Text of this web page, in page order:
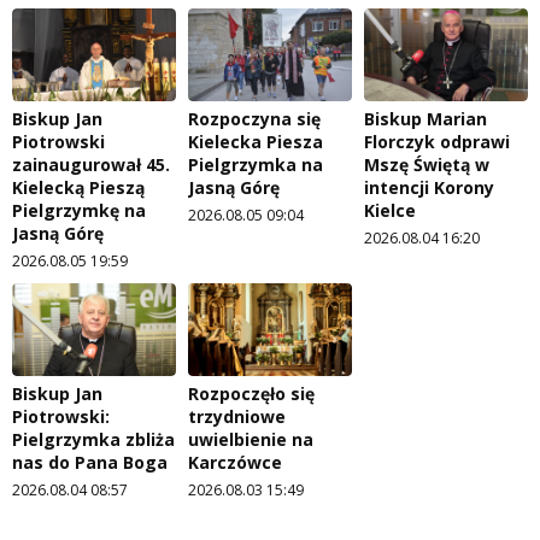
Biskup Jan
Piotrowski
zainaugurował 45.
Kielecką Pieszą
Pielgrzymkę na
Jasną Górę
2026.08.05 19:59
Rozpoczyna się
Kielecka Piesza
Pielgrzymka na
Jasną Górę
2026.08.05 09:04
Biskup Marian
Florczyk odprawi
Mszę Świętą w
intencji Korony
Kielce
2026.08.04 16:20
Biskup Jan
Piotrowski:
Pielgrzymka zbliża
nas do Pana Boga
2026.08.04 08:57
Rozpoczęło się
trzydniowe
uwielbienie na
Karczówce
2026.08.03 15:49